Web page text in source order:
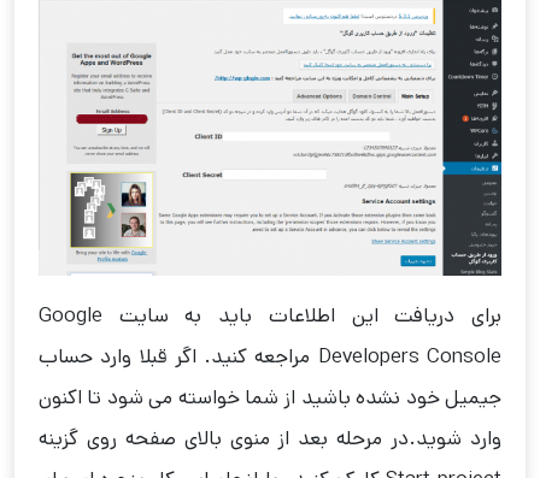
برای دریافت این اطلاعات باید به سایت Google
Developers Console مراجعه کنید. اگر قبلا وارد حساب
جیمیل خود نشده باشید از شما خواسته می شود تا اکنون
وارد شوید.در مرحله بعد از منوی بالای صفحه روی گزینه